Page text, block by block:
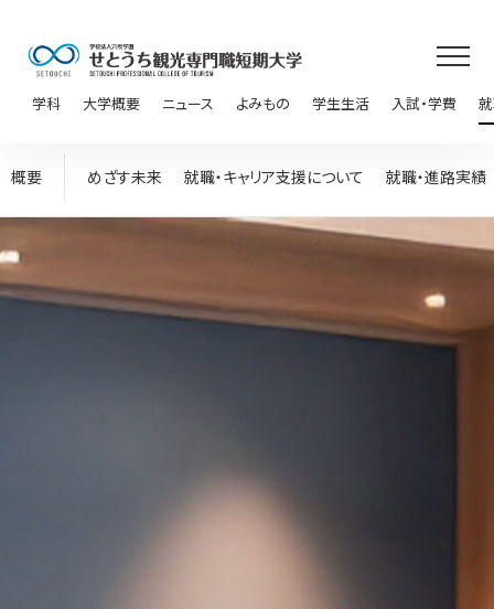
学科 大学概要 ニュース よみもの 学生生活 入試・学費
概要 めざす未来 就職・キャリア支援について 就職・進路実績